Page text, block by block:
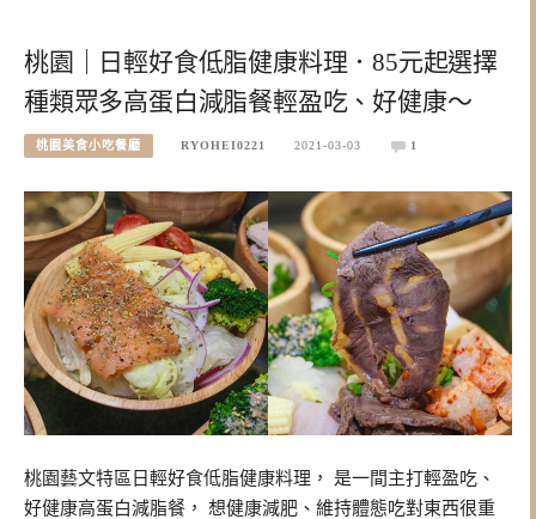
桃園｜日輕好食低脂健康料理．85元起選擇
種類眾多高蛋白減脂餐輕盈吃、好健康～
桃園美食小吃餐廳 RYOHEI0221 2021-03-03 1
桃園藝文特區日輕好食低脂健康料理， 是一間主打輕盈吃、
好健康高蛋白減脂餐， 想健康減肥、維持體態吃對東西很重